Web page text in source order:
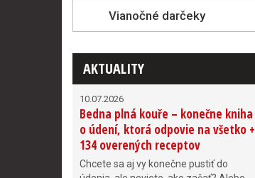
Vianočné darčeky
AKTUALITY
10.07.2026
Bedna plná kouře – konečne kniha
o údení, ktorá odpovie na všetko +
134 overených receptov
Chcete sa aj vy konečne pustiť do